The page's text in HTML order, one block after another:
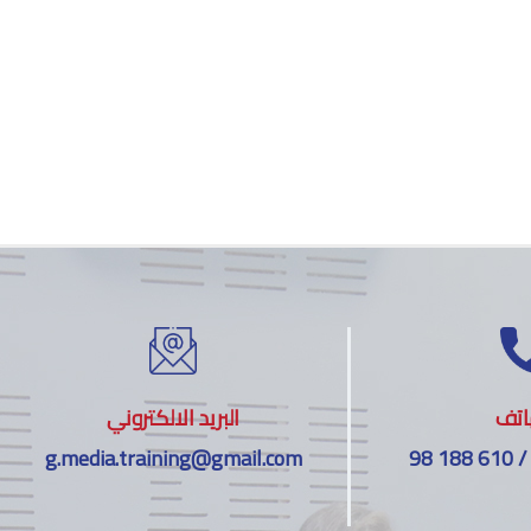
البريد الالكتروني
g.media.training@gmail.com
98 188 610